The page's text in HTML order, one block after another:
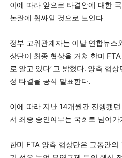
이에 따라 앞으로 타결안에 대한
논란에 휩싸일 것으로 보인다.
정부 고위관계자는 이날 연합뉴스
상단이 최종 협상을 거쳐 한미
로 알고 있다”고 밝혔다. 양측 협
정 타결을 공식 발표한다.
이에 따라 지난 14개월간 진행됐
서 최종 승인여부는 국회로 넘어가
한미 FTA 양측 협상단은 그동안